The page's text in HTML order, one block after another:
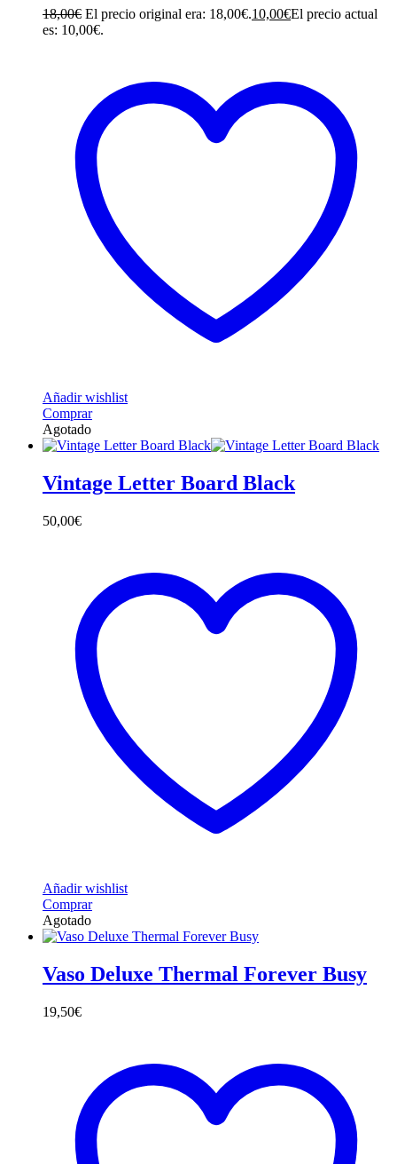
18,00€ El precio original era: 18,00€.10,00€El precio actual
es: 10,00€.
Añadir wishlist
Comprar
Agotado
Vintage Letter Board Black
50,00€
Añadir wishlist
Comprar
Agotado
Vaso Deluxe Thermal Forever Busy
19,50€